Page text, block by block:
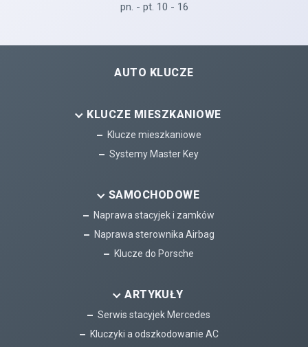
pn. - pt. 10 - 16
AUTO KLUCZE
KLUCZE MIESZKANIOWE
Klucze mieszkaniowe
Systemy Master Key
SAMOCHODOWE
Naprawa stacyjek i zamków
Naprawa sterownika Airbag
Klucze do Porsche
ARTYKUŁY
Serwis stacyjek Mercedes
Kluczyki a odszkodowanie AC